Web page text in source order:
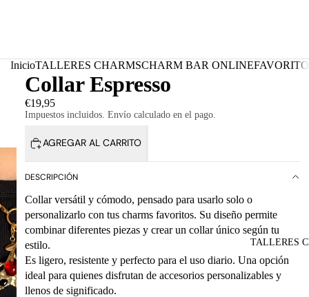
TALLERES
InicioTALLERES CHARMSCHARM BAR ONLINE
Collar Espresso
€19,95
Impuestos incluidos. Envío calculado en el pago.
AGREGAR AL CARRITO
DESCRIPCIÓN
Collar versátil y cómodo, pensado para usarlo solo o
personalizarlo con tus charms favoritos. Su diseño permite
combinar diferentes piezas y crear un collar único según tu
estilo.
Es ligero, resistente y perfecto para el uso diario. Una opción
ideal para quienes disfrutan de accesorios personalizables y
llenos de significado.